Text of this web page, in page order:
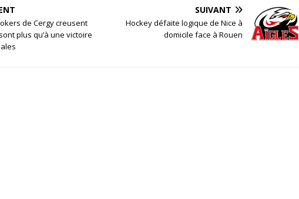
de Cergy creusent
plus qu’à une victoire
SUIVANT
Hockey défaite logique de Nice à
domicile face à Rouen